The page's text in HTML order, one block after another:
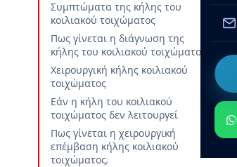
Συμπτώματα της κήλης του
κοιλιακού τοιχώματος
Πως γίνεται η διάγνωση της
κήλης του κοιλιακού τοιχώματος;
Χειρουργική κήλης κοιλιακού
τοιχώματος
Εάν η κήλη του κοιλιακού
τοιχώματος δεν λειτουργεί
Πως γίνεται η χειρουργική
επέμβαση κήλης κοιλιακού
τοιχώματος;